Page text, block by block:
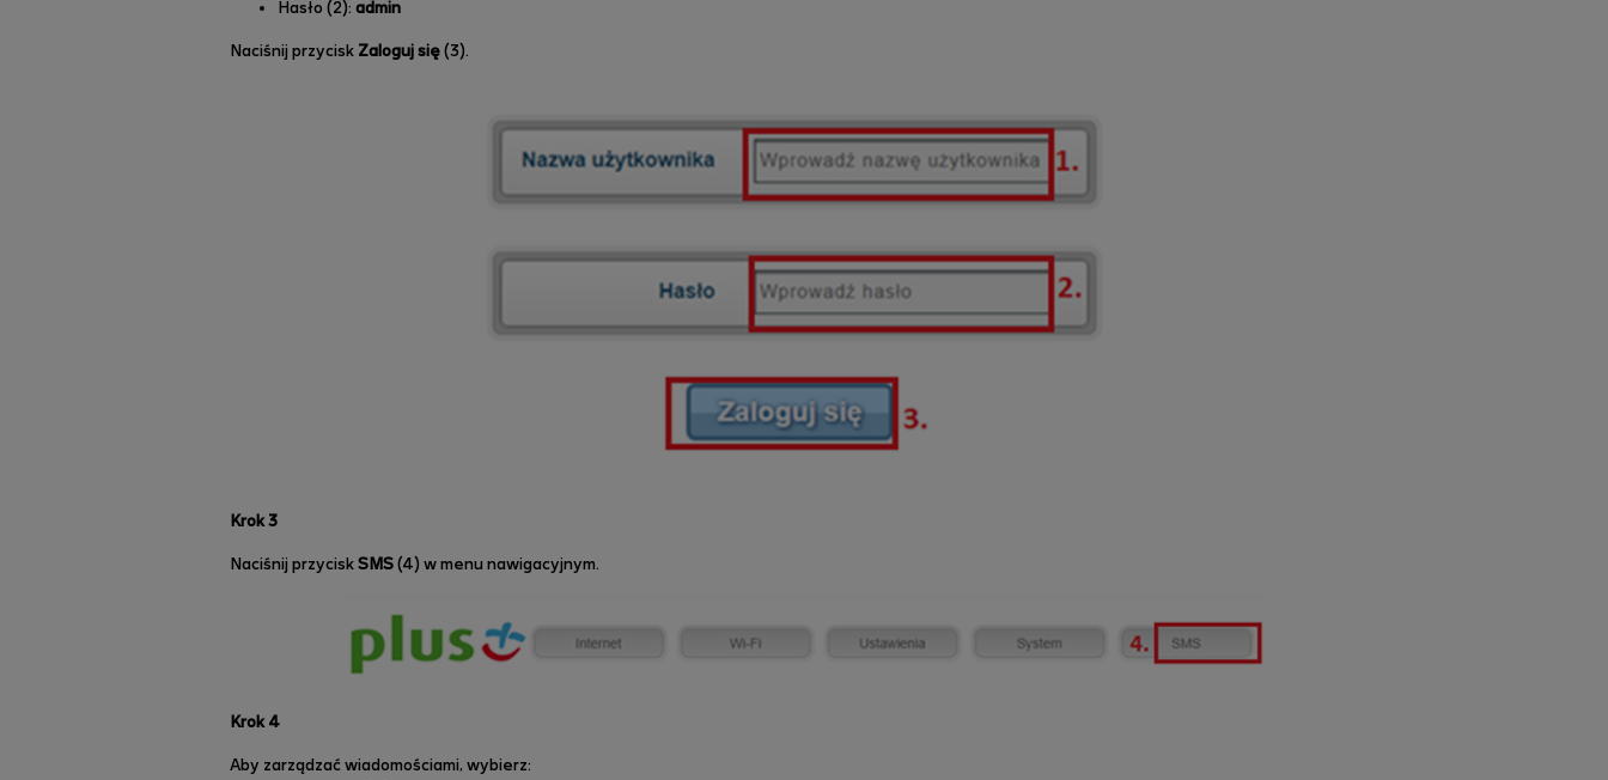
Hasło (2): admin
Naciśnij przycisk Zaloguj się(3).
Krok 3
Naciśnij przyciskSMS(4) w menu nawigacyjnym.
Krok 4
Aby zarządzać wiadomościami, wybierz: